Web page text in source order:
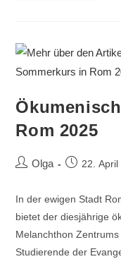
Rom 2025
Olga 22. April
In der ewigen Stadt
bietet der diesjährige
Melanchthon
Studierende der